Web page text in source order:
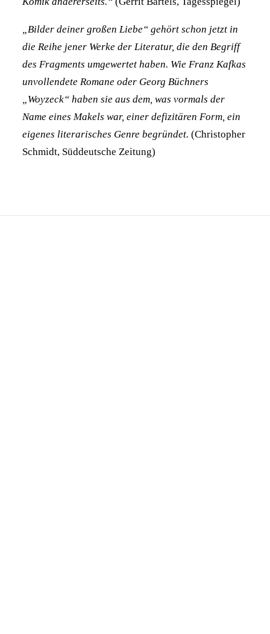
„Bilder deiner großen Liebe“ gehört schon jetzt in
die Reihe jener Werke der Literatur, die den Begriff
des Fragments umgewertet haben. Wie Franz Kafkas
unvollendete Romane oder Georg Büchners
„Woyzeck“ haben sie aus dem, was vormals der
Name eines Makels war, einer defizitären Form, ein
eigenes literarisches Genre begründet. (Christopher
Schmidt, Süddeutsche Zeitung)